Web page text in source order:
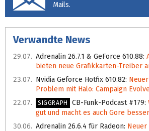
Mails.
Verwandte News
29.07. Adrenalin 26.7.1 & GeForce 610.88:
bieten neue Grafikkarten-Treiber
23.07. Nvidia Geforce Hotfix 610.82:
Problem mit Halo: Campaign
22.07. SIGGRAPH CB-Funk-Podcast #179:
gut und macht es auch Gore
30.06. Adrenalin 26.6.4 für Radeon: